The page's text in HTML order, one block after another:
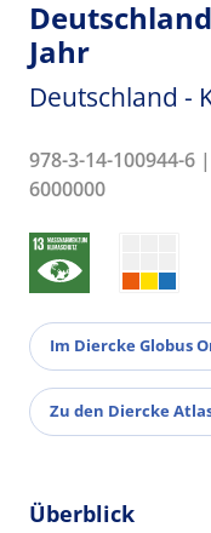
Jahr
Deutschland -
978-3-14-100944-
6000000
Im Diercke Globus
Zu den Diercke
Überblick